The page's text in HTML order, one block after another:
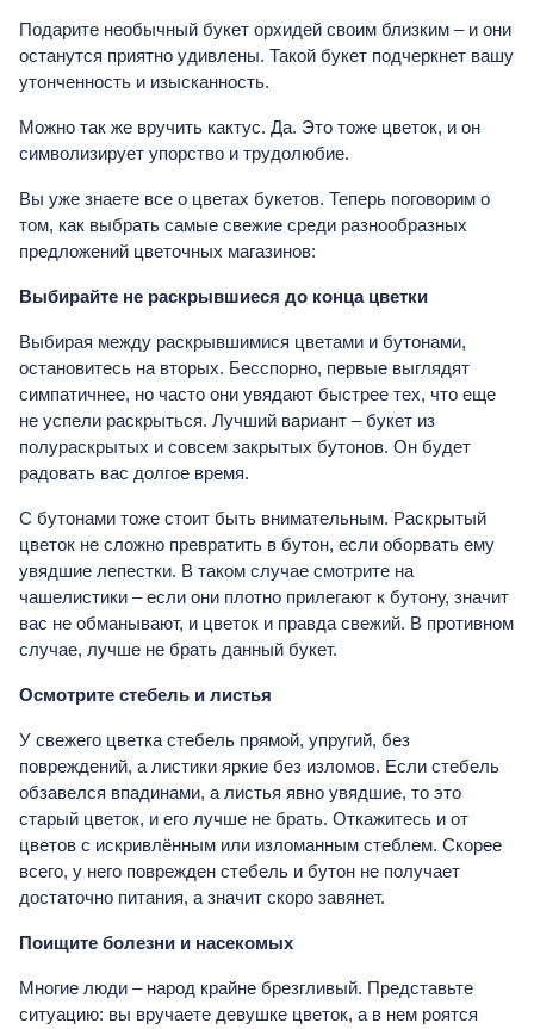
Подарите необычный букет орхидей своим близким – и они
останутся приятно удивлены. Такой букет подчеркнет вашу
утонченность и изысканность.
Можно так же вручить кактус. Да. Это тоже цветок, и он
символизирует упорство и трудолюбие.
Вы уже знаете все о цветах букетов. Теперь поговорим о
том, как выбрать самые свежие среди разнообразных
предложений цветочных магазинов:
Выбирайте не раскрывшиеся до конца цветки
Выбирая между раскрывшимися цветами и бутонами,
остановитесь на вторых. Бесспорно, первые выглядят
симпатичнее, но часто они увядают быстрее тех, что еще
не успели раскрыться. Лучший вариант – букет из
полураскрытых и совсем закрытых бутонов. Он будет
радовать вас долгое время.
С бутонами тоже стоит быть внимательным. Раскрытый
цветок не сложно превратить в бутон, если оборвать ему
увядшие лепестки. В таком случае смотрите на
чашелистики – если они плотно прилегают к бутону, значит
вас не обманывают, и цветок и правда свежий. В противном
случае, лучше не брать данный букет.
Осмотрите стебель и листья
У свежего цветка стебель прямой, упругий, без
повреждений, а листики яркие без изломов. Если стебель
обзавелся впадинами, а листья явно увядшие, то это
старый цветок, и его лучше не брать. Откажитесь и от
цветов с искривлённым или изломанным стеблем. Скорее
всего, у него поврежден стебель и бутон не получает
достаточно питания, а значит скоро завянет.
Поищите болезни и насекомых
Многие люди – народ крайне брезгливый. Представьте
ситуацию: вы вручаете девушке цветок, а в нем роятся